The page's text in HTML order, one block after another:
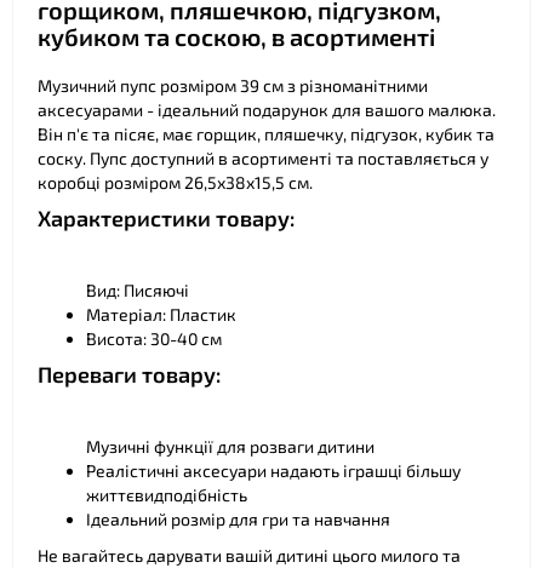
горщиком, пляшечкою, підгузком,
кубиком та соскою, в асортименті
Музичний пупс розміром 39 см з різноманітними
аксесуарами - ідеальний подарунок для вашого малюка.
Він п'є та пісяє, має горщик, пляшечку, підгузок, кубик та
соску. Пупс доступний в асортименті та поставляється у
коробці розміром 26,5х38х15,5 см.
Характеристики товару:
Вид: Писяючі
Матеріал: Пластик
Висота: 30-40 см
Переваги товару:
Музичні функції для розваги дитини
Реалістичні аксесуари надають іграшці більшу
життєвидподібність
Ідеальний розмір для гри та навчання
Не вагайтесь дарувати вашій дитині цього милого та